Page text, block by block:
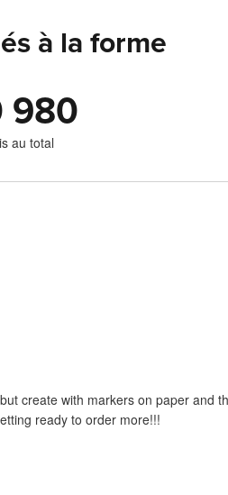
à la forme
980
au total
create with markers on paper and
ready to order more!!!